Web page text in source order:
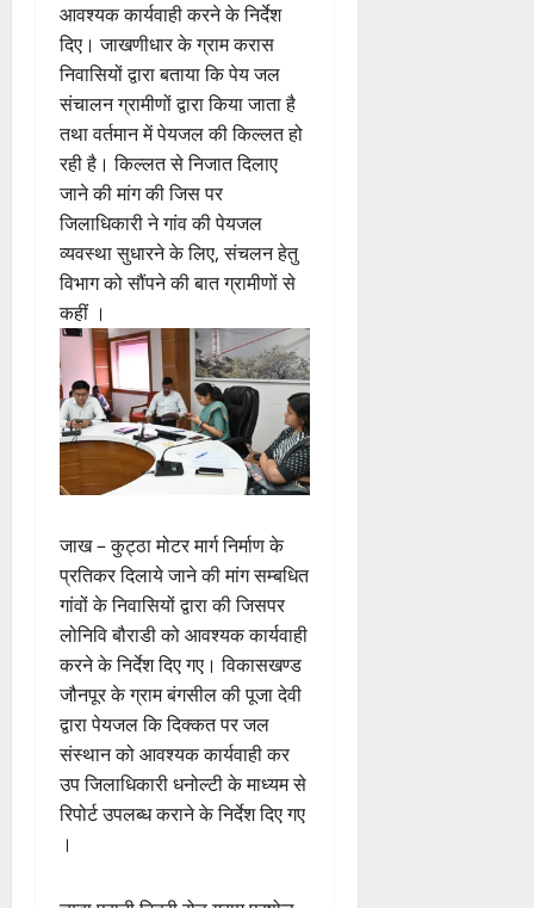
आवश्यक कार्यवाही करने के निर्देश
दिए। जाखणीधार के ग्राम करास
निवासियों द्वारा बताया कि पेय जल
संचालन ग्रामीणों द्वारा किया जाता है
तथा वर्तमान में पेयजल की किल्लत हो
रही है। किल्लत से निजात दिलाए
जाने की मांग की जिस पर
जिलाधिकारी ने गांव की पेयजल
व्यवस्था सुधारने के लिए, संचलन हेतु
विभाग को सौंपने की बात ग्रामीणों से
कहीं ।
जाख – कुट्ठा मोटर मार्ग निर्माण के
प्रतिकर दिलाये जाने की मांग सम्बधित
गांवों के निवासियों द्वारा की जिसपर
लोनिवि बौराडी को आवश्यक कार्यवाही
करने के निर्देश दिए गए। विकासखण्ड
जौनपूर के ग्राम बंगसील की पूजा देवी
द्वारा पेयजल कि दिक्कत पर जल
संस्थान को आवश्यक कार्यवाही कर
उप जिलाधिकारी धनोल्टी के माध्यम से
रिपोर्ट उपलब्ध कराने के निर्देश दिए गए
।